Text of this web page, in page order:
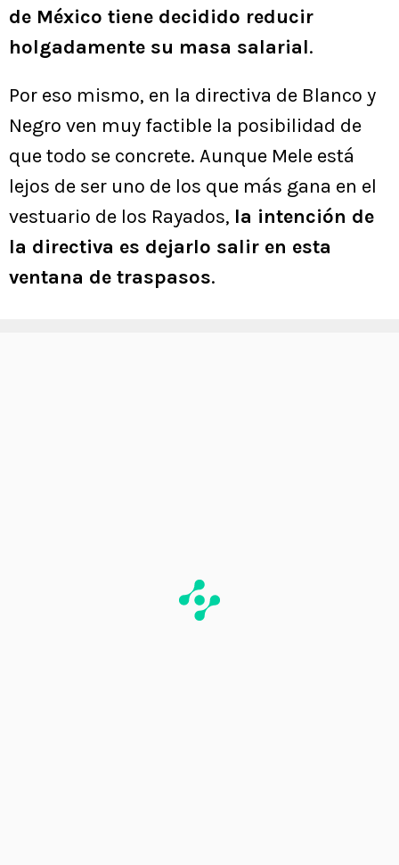
de México tiene decidido reducir
holgadamente su masa salarial.
Por eso mismo, en la directiva de Blanco y
Negro ven muy factible la posibilidad de
que todo se concrete. Aunque Mele está
lejos de ser uno de los que más gana en el
vestuario de los Rayados, la intención de
la directiva es dejarlo salir en esta
ventana de traspasos.